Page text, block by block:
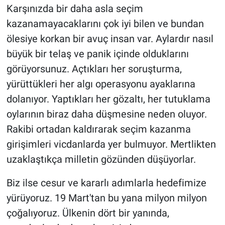
Karşınızda bir daha asla seçim
kazanamayacaklarını çok iyi bilen ve bundan
ölesiye korkan bir avuç insan var. Aylardır nasıl
büyük bir telaş ve panik içinde olduklarını
görüyorsunuz. Açtıkları her soruşturma,
yürüttükleri her algı operasyonu ayaklarına
dolanıyor. Yaptıkları her gözaltı, her tutuklama
oylarının biraz daha düşmesine neden oluyor.
Rakibi ortadan kaldırarak seçim kazanma
girişimleri vicdanlarda yer bulmuyor. Mertlikten
uzaklaştıkça milletin gözünden düşüyorlar.
Biz ilse cesur ve kararlı adımlarla hedefimize
yürüyoruz. 19 Mart'tan bu yana milyon milyon
çoğalıyoruz. Ülkenin dört bir yanında,
Yerel Yaşam
Canlı Yayın